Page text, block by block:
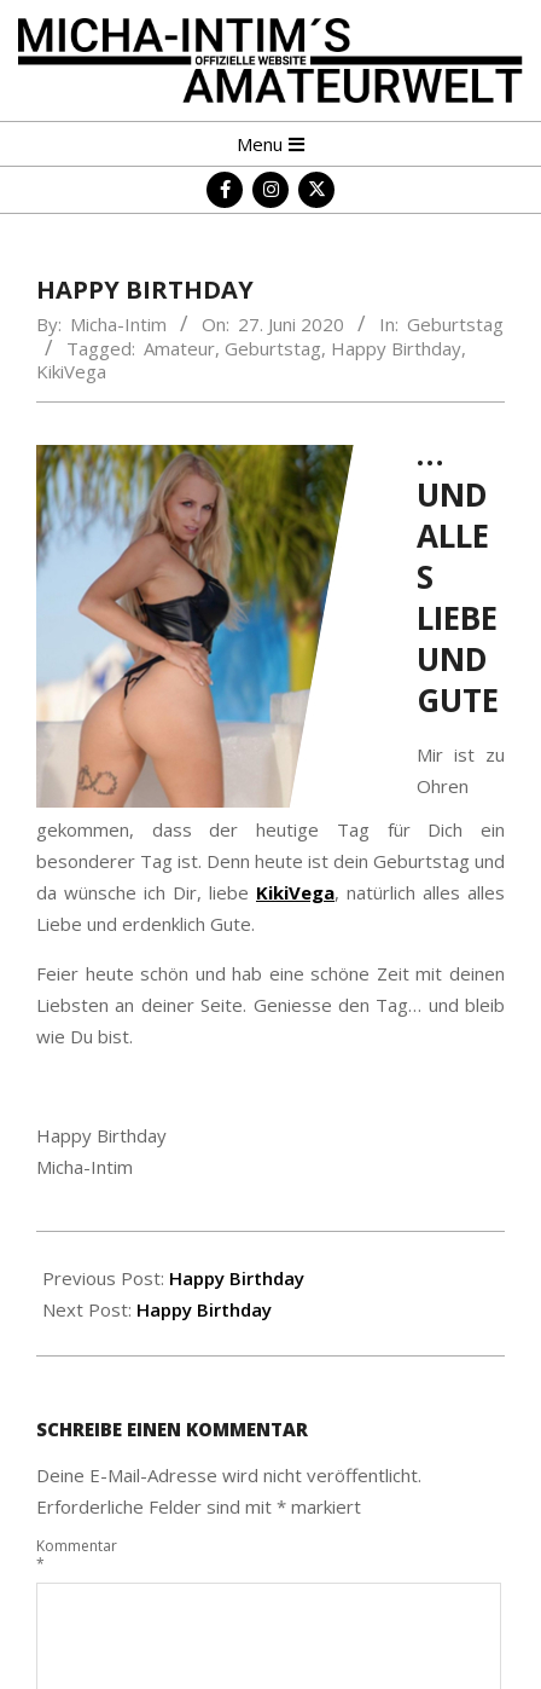
Skip
MICHA-
INTIM
´S
Navigation
Menu
HAPPY BIRTHDAY
By: Micha-Intim On: 27. Juni 2020 In: Geburtstag
Tagged: Amateur, Geburtstag, Happy Birthday,
KikiVega
…
UND
ALLE
S
LIEBE
UND
GUTE
Mir ist zu
Ohren
gekommen, dass der heutige Tag für Dich ein
besonderer Tag ist. Denn heute ist dein Geburtstag und
da wünsche ich Dir, liebe KikiVega, natürlich alles alles
Liebe und erdenklich Gute.
Feier heute schön und hab eine schöne Zeit mit deinen
Liebsten an deiner Seite. Geniesse den Tag… und bleib
wie Du bist.
Happy Birthday
Micha-Intim
06-
27
Previous Post: Happy Birthday
Next Post: Happy Birthday
SCHREIBE EINEN KOMMENTAR
Deine E-Mail-Adresse wird nicht veröffentlicht.
Erforderliche Felder sind mit * markiert
Kommentar
*